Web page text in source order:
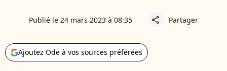
Publié le 24 mars 2023 à 08:35 share Partager
Ajoutez Ode à vos sources préférées